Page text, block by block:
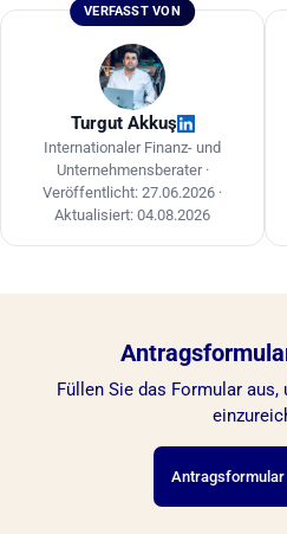
Die Mehrwertsteuer
Sätze ändern können,
Websites überprüft werden.
VERFASST VON
Turgut Akkuş
Internationaler Finanz- und
Unternehmensberater ·
Veröffentlicht: 27.06.2026 ·
Aktualisiert: 04.08.2026
Füllen Sie das Formular aus,
Antragsformular